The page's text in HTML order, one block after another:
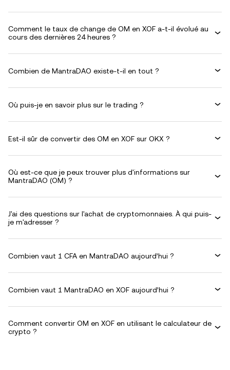
Comment le taux de change de OM en XOF a-t-il évolué au
cours des dernières 24 heures ?
Combien de MantraDAO existe-t-il en tout ?
Où puis-je en savoir plus sur le trading ?
Est-il sûr de convertir des OM en XOF sur OKX ?
Où est-ce que je peux trouver plus d'informations sur
MantraDAO (OM) ?
J'ai des questions sur l'achat de cryptomonnaies. À qui puis-
je m'adresser ?
Combien vaut 1 CFA en MantraDAO aujourd’hui ?
Combien vaut 1 MantraDAO en XOF aujourd’hui ?
Comment convertir OM en XOF en utilisant le calculateur de
crypto ?